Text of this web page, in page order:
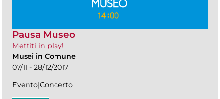
Pausa Museo
Mettiti in play!
Musei in Comune
07/11 - 28/12/2017
Evento|Concerto